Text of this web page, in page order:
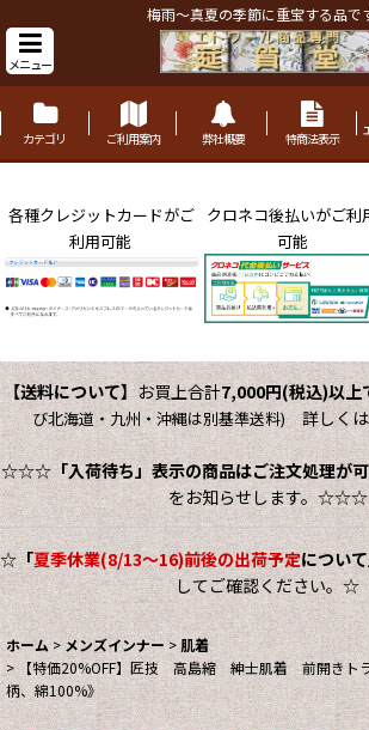
梅雨〜真夏の季節に重宝する品で
メニュー
カテゴリ ご利用案内 弊社概要 特商法表示
各種クレジットカードがご
利用可能
クロネコ後払いがご利
可能
【送料について】 お買上合計7,000円(税込)以上
び北海道・九州・沖縄は別基準送料)詳しくは
☆☆☆「入荷待ち」表示の商品はご注文処理が
をお知らせします。☆☆☆
☆「夏季休業(8/13～16)前後の出荷予定につい
してご確認ください。☆
ホーム > メンズインナー > 肌着
>
【特価20%OFF】匠技 高島縮 紳士肌着 前開きト
柄、綿100%》